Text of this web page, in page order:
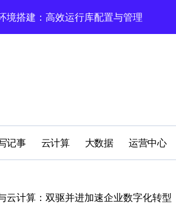
PHP开发环境高效配置秘籍
媒体开发环境搭建与运行库管理
融合，科技赋能站长运营
能站长：技术跨界新视界
动站长跨界融合新生态
记事 云计算 大数据 运营中心
云计算：双驱并进加速企业数字化转型